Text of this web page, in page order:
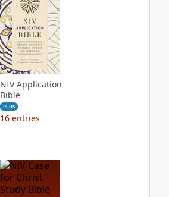
NIV Application
Bible
PLUS
16 entries